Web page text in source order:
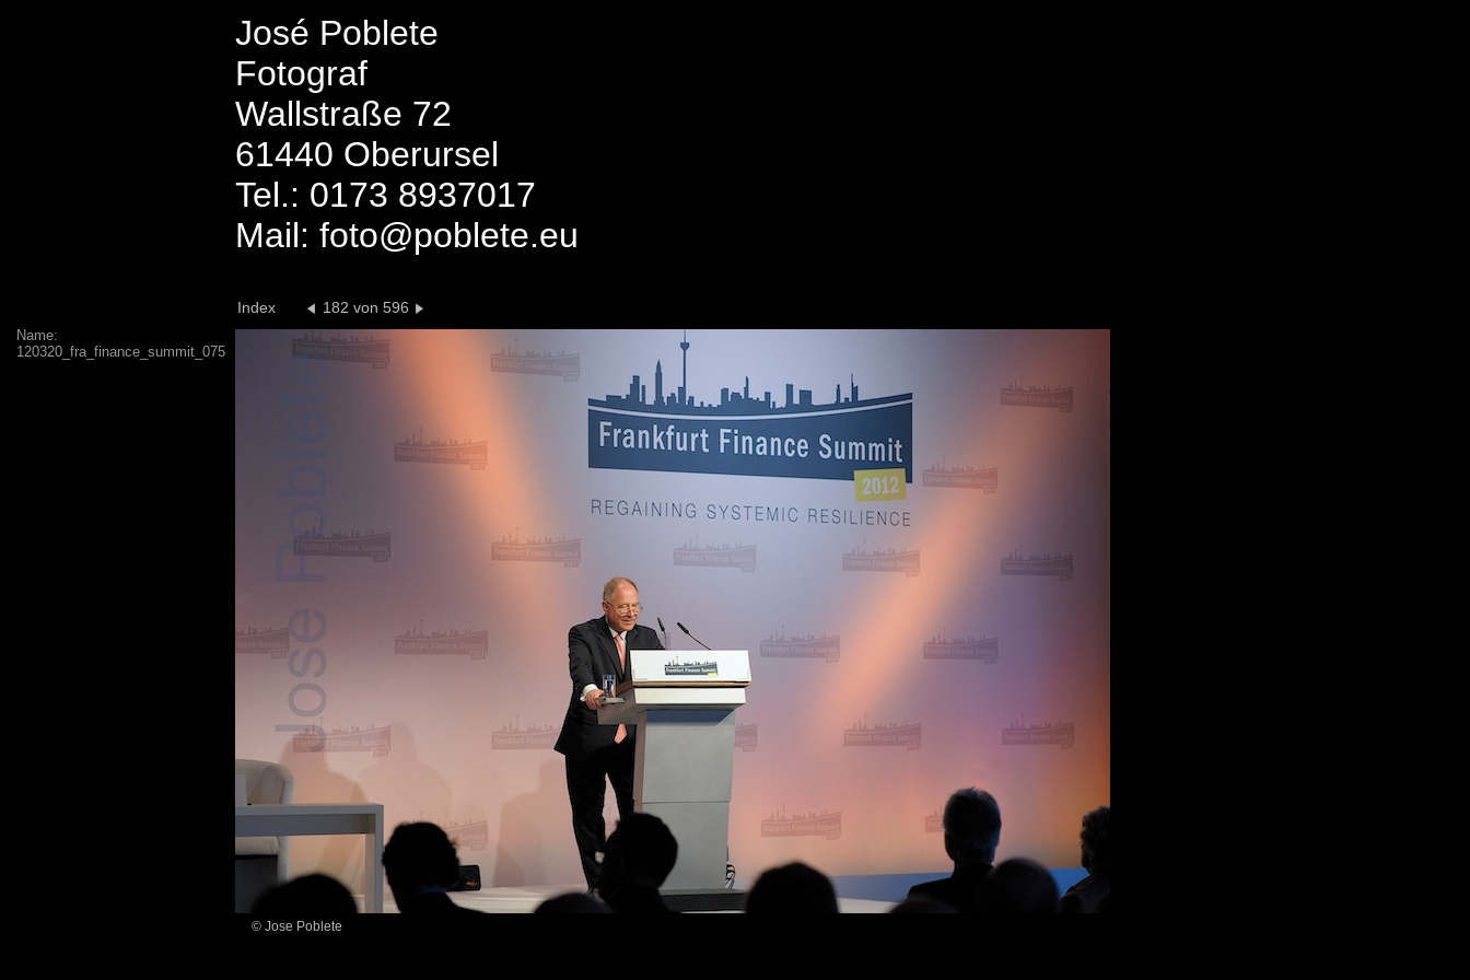
José Poblete
Fotograf
Wallstraße 72
61440 Oberursel
Tel.: 0173 8937017
Mail: foto@poblete.eu
Index 182 von 596
Name:
120320_fra_finance_summit_075
© Jose Poblete